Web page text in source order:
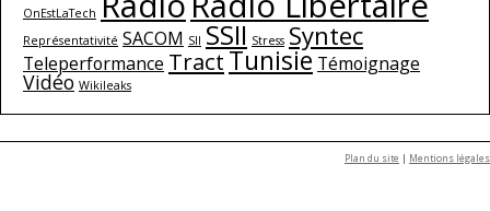
OnEstLaTech
Représentativité SACOM SII SSII Stress Syntec
Teleperformance TractTunisie Témoignage
Vidéo Wikileaks
Plan du site | Mentions légales